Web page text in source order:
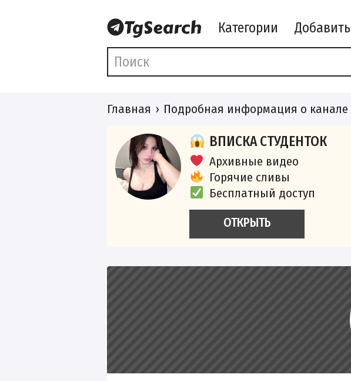
Категории Добавить
Главная Подробная информация о канале
ВПИСКА СТУДЕНТОК
Архивные видео
Горячие сливы
Бесплатный доступ
ОТКРЫТЬ